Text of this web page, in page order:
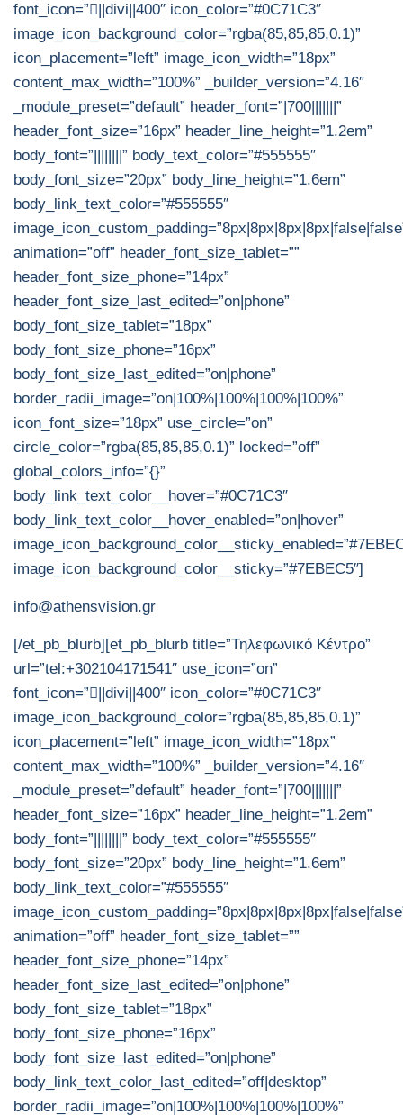
font_icon=”||divi||400″ icon_color=”#0C71C3″
image_icon_background_color=”rgba(85,85,85,0.1)”
icon_placement=”left” image_icon_width=”18px”
content_max_width=”100%” _builder_version=”4.16″
_module_preset=”default” header_font=”|700|||||||”
header_font_size=”16px” header_line_height=”1.2em”
body_font=”||||||||” body_text_color=”#555555″
body_font_size=”20px” body_line_height=”1.6em”
body_link_text_color=”#555555″
animation=”off” header_font_size_tablet=””
header_font_size_phone=”14px”
header_font_size_last_edited=”on|phone”
body_font_size_tablet=”18px”
body_font_size_phone=”16px”
body_font_size_last_edited=”on|phone”
border_radii_image=”on|100%|100%|100%|100%”
icon_font_size=”18px” use_circle=”on”
circle_color=”rgba(85,85,85,0.1)” locked=”off”
global_colors_info=”{}”
body_link_text_color__hover=”#0C71C3″
body_link_text_color__hover_enabled=”on|hover”
image_icon_background_color__sticky=”#7EBEC5″]
info@athensvision.gr
[/et_pb_blurb][et_pb_blurb title=”Τηλεφωνικό Κέντρο”
url=”tel:+302104171541″ use_icon=”on”
font_icon=”||divi||400″ icon_color=”#0C71C3″
image_icon_background_color=”rgba(85,85,85,0.1)”
icon_placement=”left” image_icon_width=”18px”
content_max_width=”100%” _builder_version=”4.16″
_module_preset=”default” header_font=”|700|||||||”
header_font_size=”16px” header_line_height=”1.2em”
body_font=”||||||||” body_text_color=”#555555″
body_font_size=”20px” body_line_height=”1.6em”
body_link_text_color=”#555555″
animation=”off” header_font_size_tablet=””
header_font_size_phone=”14px”
header_font_size_last_edited=”on|phone”
body_font_size_tablet=”18px”
body_font_size_phone=”16px”
body_font_size_last_edited=”on|phone”
body_link_text_color_last_edited=”off|desktop”
border_radii_image=”on|100%|100%|100%|100%”